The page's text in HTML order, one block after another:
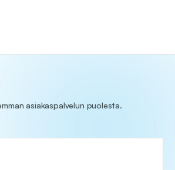
asiakaspalvelun puolesta.